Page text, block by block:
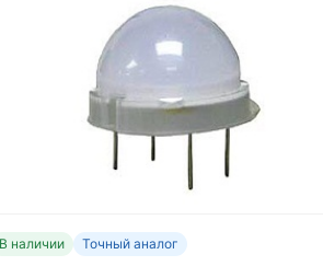
В наличии Точный аналог